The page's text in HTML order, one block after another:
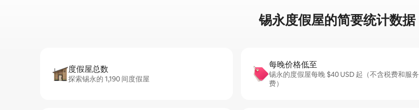
锡永度假屋的简要统计数据
度假屋总数
探索锡永的 1,190 间度假屋
每晚价格低至
锡永的度假屋每晚 $40 USD 起（不含税费和服务
费）